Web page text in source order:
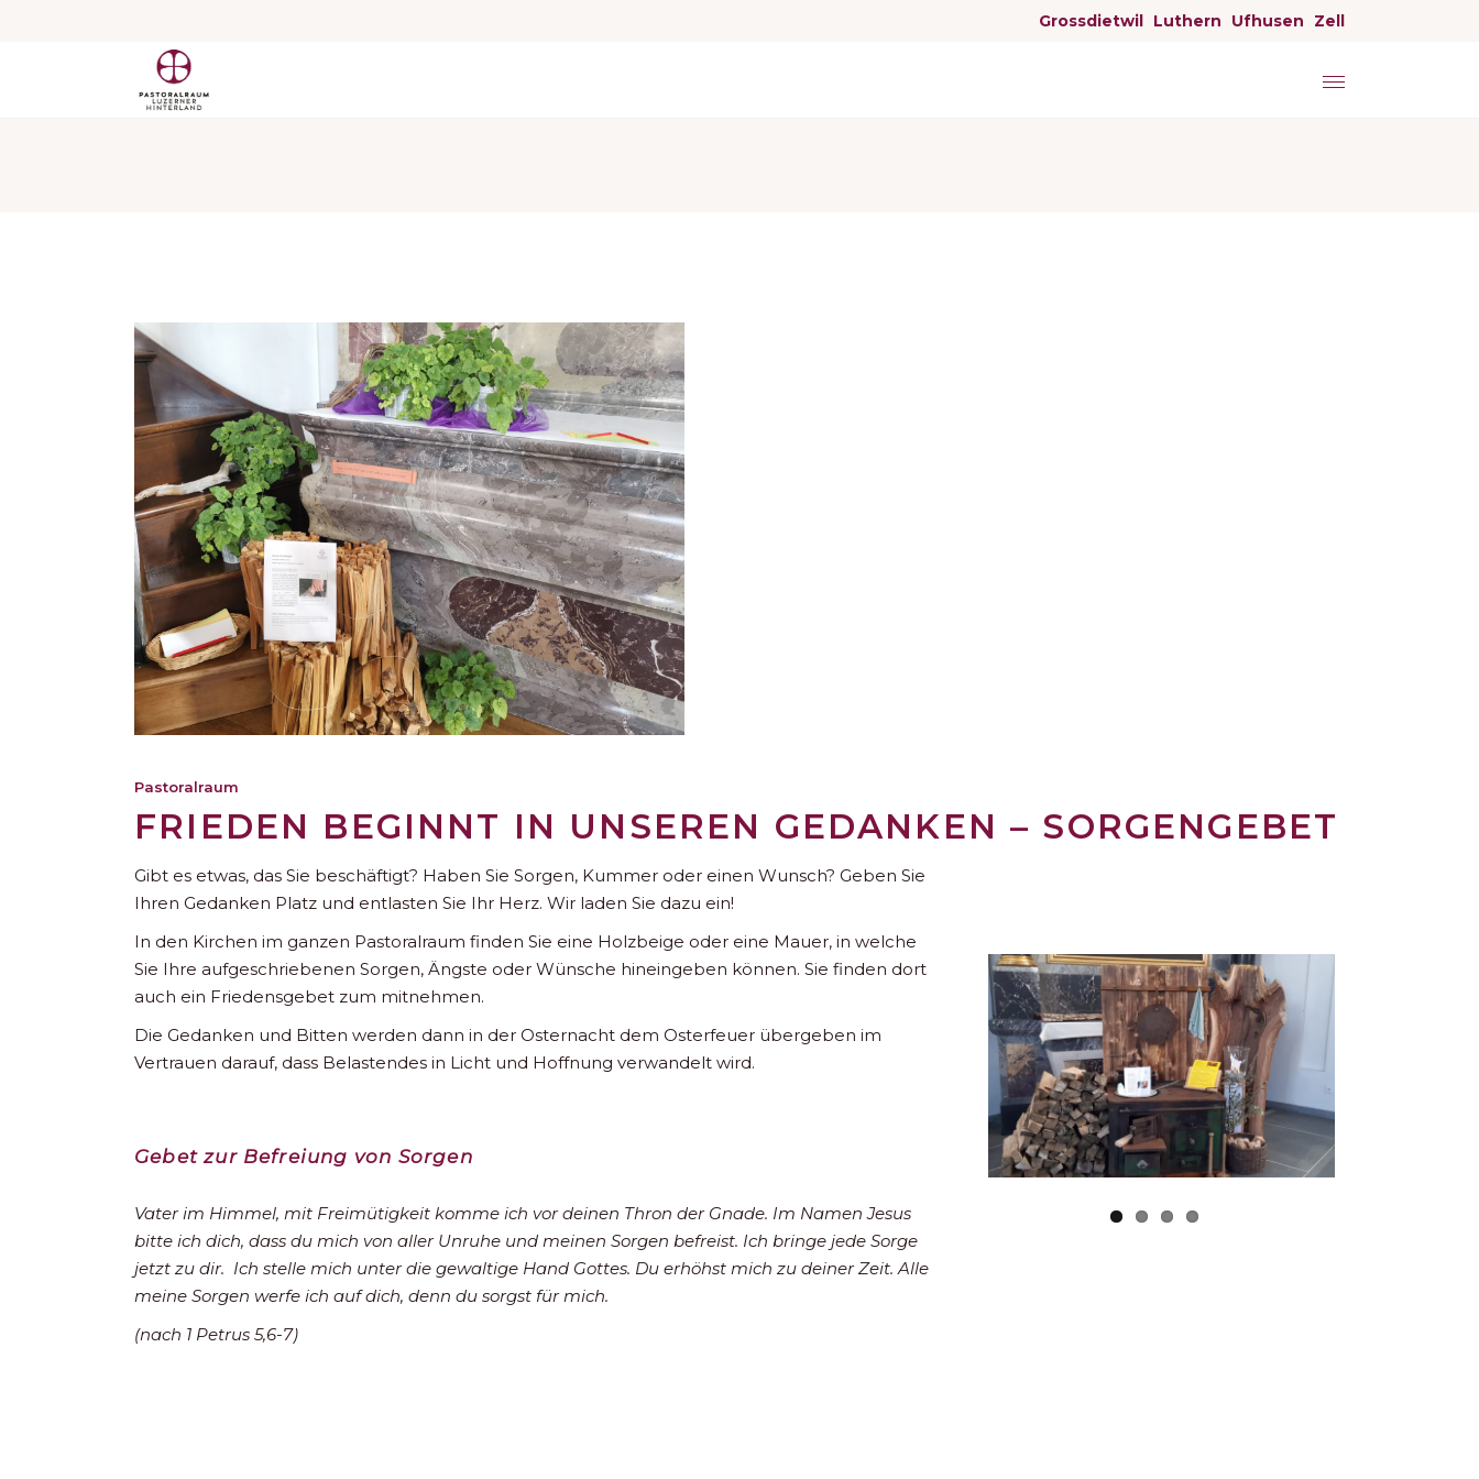
Grossdietwil Luthern Ufhusen Zell
Pastoralraum
FRIEDEN BEGINNT IN UNSEREN GEDANKEN – SORGENGEBET
Gibt es etwas, das Sie beschäftigt? Haben Sie Sorgen, Kummer oder einen Wunsch? Geben Sie
Ihren Gedanken Platz und entlasten Sie Ihr Herz. Wir laden Sie dazu ein!
In den Kirchen im ganzen Pastoralraum finden Sie eine Holzbeige oder eine Mauer, in welche
Sie Ihre aufgeschriebenen Sorgen, Ängste oder Wünsche hineingeben können. Sie finden dort
auch ein Friedensgebet zum mitnehmen.
Die Gedanken und Bitten werden dann in der Osternacht dem Osterfeuer übergeben im
Vertrauen darauf, dass Belastendes in Licht und Hoffnung verwandelt wird.
Gebet zur Befreiung von Sorgen
Vater im Himmel, mit Freimütigkeit komme ich vor deinen Thron der Gnade. Im Namen Jesus
bitte ich dich, dass du mich von aller Unruhe und meinen Sorgen befreist. Ich bringe jede Sorge
jetzt zu dir. Ich stelle mich unter die gewaltige Hand Gottes. Du erhöhst mich zu deiner Zeit. Alle
meine Sorgen werfe ich auf dich, denn du sorgst für mich.
(nach 1 Petrus 5,6-7)